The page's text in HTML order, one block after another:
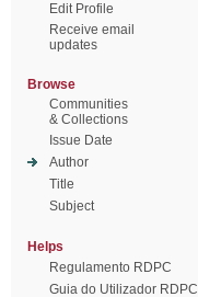
Edit Profile
Receive email
updates
Browse
Communities
& Collections
Issue Date
Author
Title
Subject
Helps
Regulamento RDPC
Guia do Utilizador RDPC